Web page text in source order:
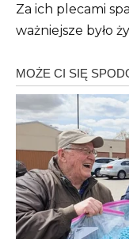
Za ich plecami
ważniejsze było